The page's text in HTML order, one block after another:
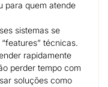
para quem atende
sistemas se
técnicas.
rapidamente
perder tempo com
soluções como